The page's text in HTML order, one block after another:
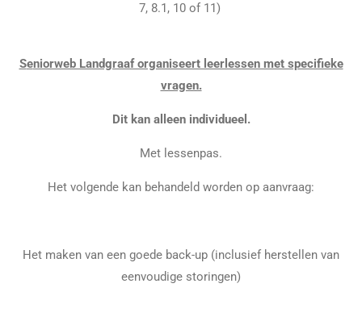
7, 8.1, 10 of 11)
Seniorweb Landgraaf organiseert leerlessen met specifieke
vragen.
Dit kan alleen individueel .
Met lessenpas.
Het volgende kan behandeld worden op aanvraag:
Het maken van een goede back-up (inclusief herstellen van
eenvoudige storingen)